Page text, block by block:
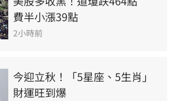
費半小漲39點
2小時前
今迎立秋！「5星座、5生肖」
財運旺到爆